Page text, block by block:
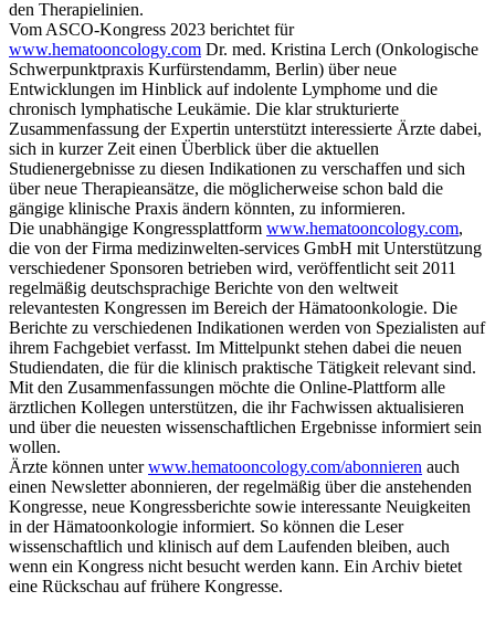
den Therapielinien.
Vom ASCO-Kongress 2023 berichtet für
www.hematooncology.com Dr. med. Kristina Lerch (Onkologische
Schwerpunktpraxis Kurfürstendamm, Berlin) über neue
Entwicklungen im Hinblick auf indolente Lymphome und die
chronisch lymphatische Leukämie. Die klar strukturierte
Zusammenfassung der Expertin unterstützt interessierte Ärzte dabei,
sich in kurzer Zeit einen Überblick über die aktuellen
Studienergebnisse zu diesen Indikationen zu verschaffen und sich
über neue Therapieansätze, die möglicherweise schon bald die
gängige klinische Praxis ändern könnten, zu informieren.
Die unabhängige Kongressplattform www.hematooncology.com,
die von der Firma medizinwelten-services GmbH mit Unterstützung
verschiedener Sponsoren betrieben wird, veröffentlicht seit 2011
regelmäßig deutschsprachige Berichte von den weltweit
relevantesten Kongressen im Bereich der Hämatoonkologie. Die
Berichte zu verschiedenen Indikationen werden von Spezialisten auf
ihrem Fachgebiet verfasst. Im Mittelpunkt stehen dabei die neuen
Studiendaten, die für die klinisch praktische Tätigkeit relevant sind.
Mit den Zusammenfassungen möchte die Online-Plattform alle
ärztlichen Kollegen unterstützen, die ihr Fachwissen aktualisieren
und über die neuesten wissenschaftlichen Ergebnisse informiert sein
wollen.
Ärzte können unterwww.hematooncology.com/abonnieren auch
einen Newsletter abonnieren, der regelmäßig über die anstehenden
Kongresse, neue Kongressberichte sowie interessante Neuigkeiten
in der Hämatoonkologie informiert. So können die Leser
wissenschaftlich und klinisch auf dem Laufenden bleiben, auch
wenn ein Kongress nicht besucht werden kann. Ein Archiv bietet
eine Rückschau auf frühere Kongresse.